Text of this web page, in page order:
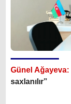
Günel Ağayeva:
saxlanılır”